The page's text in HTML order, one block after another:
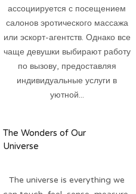
ассоциируется с посещением
салонов эротического массажа
или эскорт-агентств. Однако все
чаще девушки выбирают работу
по вызову, предоставляя
индивидуальные услуги в
уютной...
The Wonders of Our
Universe
The universe is everything we